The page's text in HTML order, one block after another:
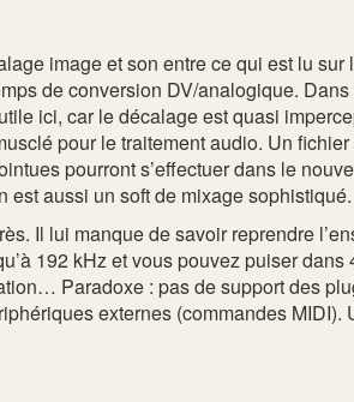
image et son entre ce qui est lu
de conversion DV/analogique.
ici, car le décalage est quasi
pour le traitement audio. Un
pourront s’effectuer dans le
aussi un soft de mixage sophistiqué.
Il lui manque de savoir reprendre
192 kHz et vous pouvez puiser
Paradoxe : pas de support des
externes (commandes